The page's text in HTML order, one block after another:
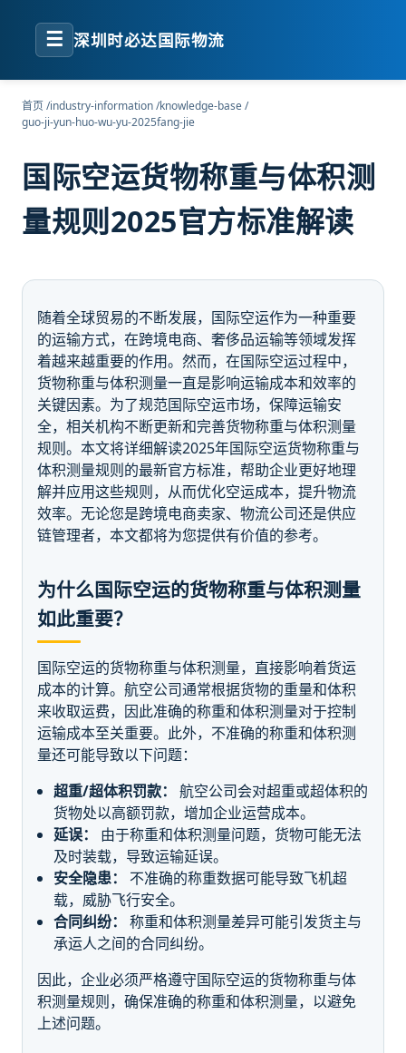
☰ 深圳时必达国际物流
首页/industry-information/knowledge-base/
guo-ji-yun-huo-wu-yu-2025fang-jie
国际空运货物称重与体积测
量规则2025官方标准解读
随着全球贸易的不断发展，国际空运作为一种重要
的运输方式，在跨境电商、奢侈品运输等领域发挥
着越来越重要的作用。然而，在国际空运过程中，
货物称重与体积测量一直是影响运输成本和效率的
关键因素。为了规范国际空运市场，保障运输安
全，相关机构不断更新和完善货物称重与体积测量
规则。本文将详细解读2025年国际空运货物称重与
体积测量规则的最新官方标准，帮助企业更好地理
解并应用这些规则，从而优化空运成本，提升物流
效率。无论您是跨境电商卖家、物流公司还是供应
链管理者，本文都将为您提供有价值的参考。
为什么国际空运的货物称重与体积测量
如此重要？
国际空运的货物称重与体积测量，直接影响着货运
成本的计算。航空公司通常根据货物的重量和体积
来收取运费，因此准确的称重和体积测量对于控制
运输成本至关重要。此外，不准确的称重和体积测
量还可能导致以下问题：
超重/超体积罚款：
航空公司会对超重或超体积的
货物处以高额罚款，增加企业运营成本。
延误：
由于称重和体积测量问题，货物可能无法
及时装载，导致运输延误。
安全隐患：
不准确的称重数据可能导致飞机超
载，威胁飞行安全。
合同纠纷：
称重和体积测量差异可能引发货主与
承运人之间的合同纠纷。
因此，企业必须严格遵守国际空运的货物称重与体
积测量规则，确保准确的称重和体积测量，以避免
上述问题。